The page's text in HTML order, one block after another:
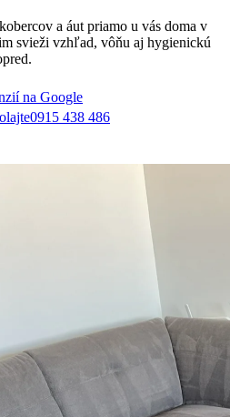
a áut priamo u vás doma v
svieži vzhľad, vôňu aj hygienickú
na Google
0915 438 486